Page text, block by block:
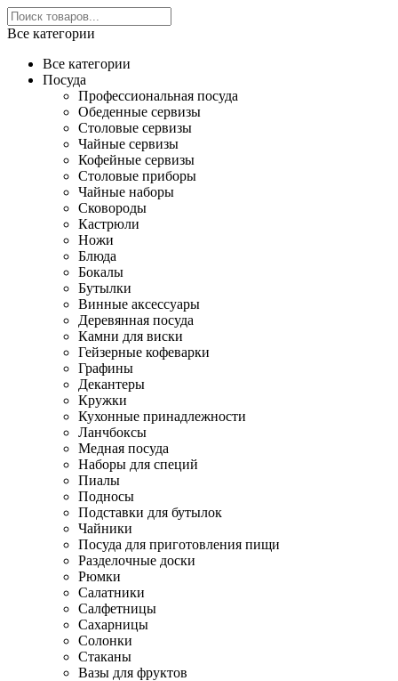
Все категории
Все категории
Посуда
Профессиональная посуда
Обеденные сервизы
Столовые сервизы
Чайные сервизы
Кофейные сервизы
Столовые приборы
Чайные наборы
Сковороды
Кастрюли
Ножи
Блюда
Бокалы
Бутылки
Винные аксессуары
Деревянная посуда
Камни для виски
Гейзерные кофеварки
Графины
Декантеры
Кружки
Кухонные принадлежности
Ланчбоксы
Медная посуда
Наборы для специй
Пиалы
Подносы
Подставки для бутылок
Чайники
Посуда для приготовления пищи
Разделочные доски
Рюмки
Салатники
Салфетницы
Сахарницы
Солонки
Стаканы
Вазы для фруктов